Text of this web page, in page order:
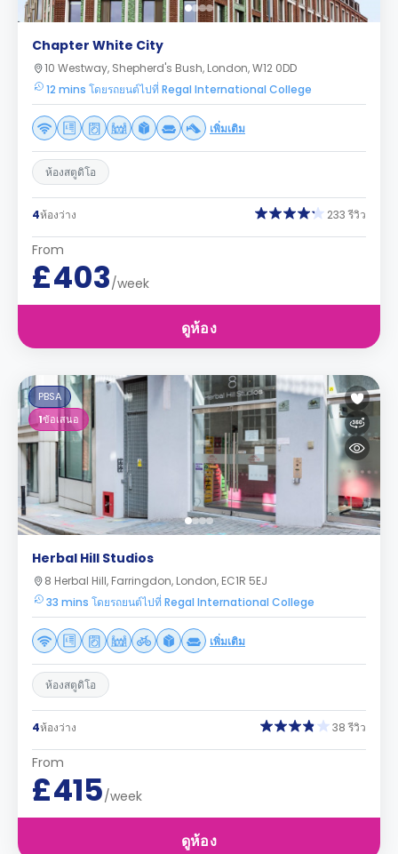
Chapter White City
10 Westway, Shepherd's Bush, London, W12 0DD
12 mins โดยรถยนต์ไปที่ Regal International College
เพิ่มเติม
ห้องสตูดิโอ
4ห้องว่าง 233 รีวิว
From
£403/week
ดูห้อง
PBSA
1ข้อเสนอ
Herbal Hill Studios
8 Herbal Hill, Farringdon, London, EC1R 5EJ
33 mins โดยรถยนต์ไปที่ Regal International College
เพิ่มเติม
ห้องสตูดิโอ
4ห้องว่าง 38 รีวิว
From
£415/week
ดูห้อง